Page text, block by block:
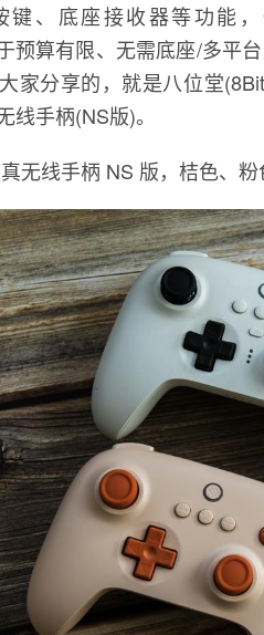
键、底座接收器等功能
预算有限、无需底座/多平
家分享的，就是八位堂
线手柄(NS版)。
无线手柄 NS 版，桔色、